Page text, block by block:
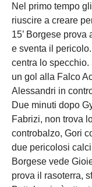
Nel primo tempo
riuscire a creare
15’ Borgese prova
e sventa il
centra lo specchio.
un gol alla Falco
Alessandri in
Due minuti dopo
Fabrizi, non trova
controbalzo, Gori
due pericolosi calci
Borgese vede
prova il rasoterra,